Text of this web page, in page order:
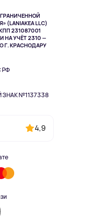
LLC)
231087001
НА УЧЁТ 2310 —
Г. КРАСНОДАРУ
РФ
№1137338
4,9